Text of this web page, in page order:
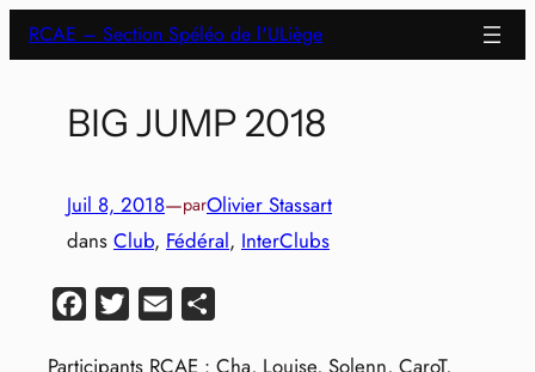
Aller
au
RCAE – Section Spéléo de l'ULiège
BIG JUMP 2018
Juil 8, 2018—parOlivier Stassart
dans Club, Fédéral, InterClubs
Facebook
Twitter Email